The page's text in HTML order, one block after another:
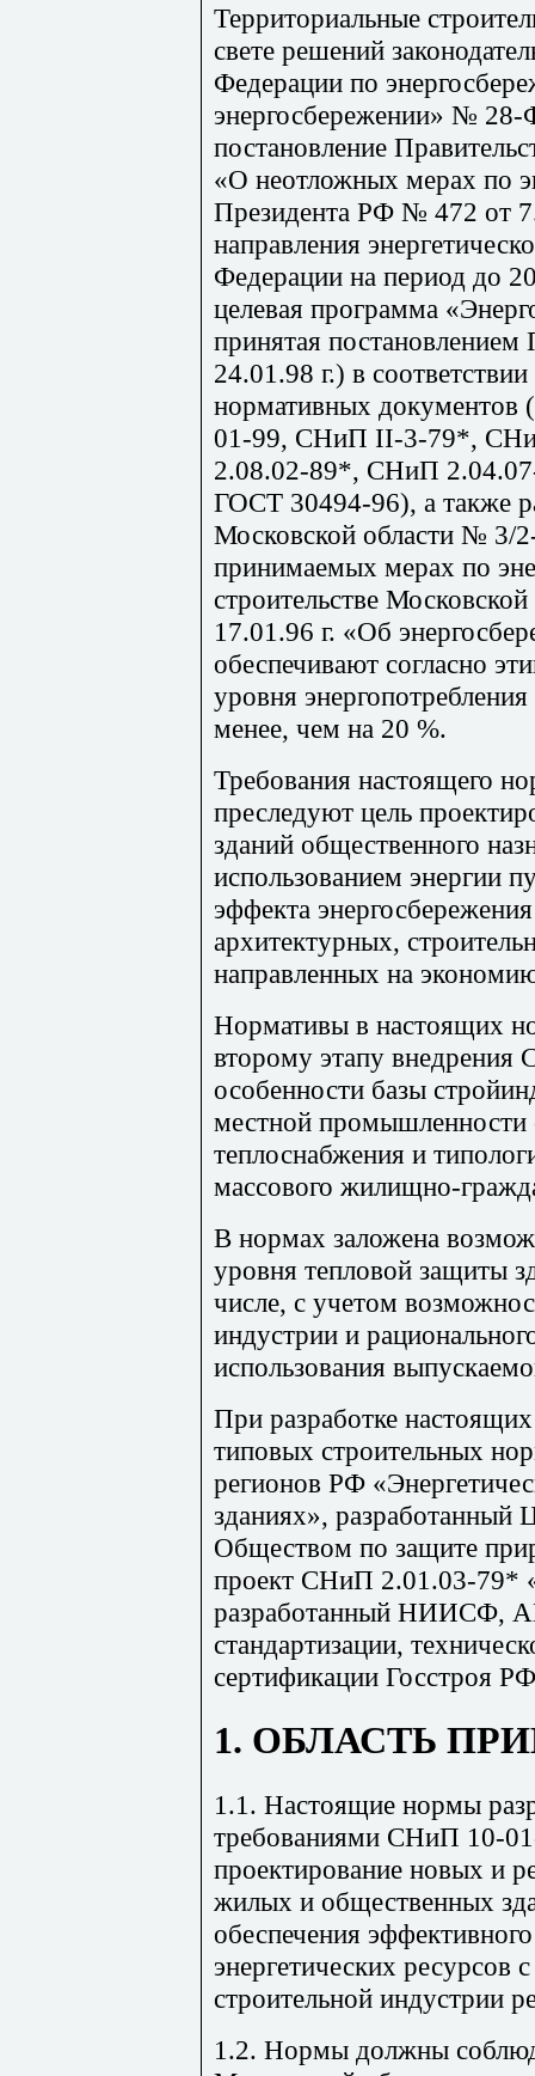
Территориальные
свете решений
Федерации по
энергосбережении» № 28-
постановление
«О неотложных мерах по
Президента РФ № 472 от
направления
Федерации на период до
целевая программа
принятая
24.01.98 г.) в
нормативных
01-99, СНиП II-3-79*,
2.08.02-89*, СНиП
ГОСТ 30494-96), а также
Московской области № 3/
принимаемых мерах по
строительстве
17.01.96 г. «Об
обеспечивают согласно
уровня
менее, чем на 20 %.
Требования настоящего
преследуют цель
зданий общественного
использованием энергии
эффекта
архитектурных,
направленных на
Нормативы в настоящих
второму этапу
особенности базы
местной промышленности
теплоснабжения и
массового жилищно-
В нормах заложена
уровня тепловой защиты
числе, с учетом
индустрии и
использования
При разработке
типовых строительных
регионов РФ
зданиях»,
Обществом по защите
проект СНиП 2.01.03-79*
разработанный НИИСФ,
стандартизации,
сертификации Госстроя
1. ОБЛАСТЬ
1.1. Настоящие нормы
требованиями СНиП 10-
проектирование новых и
жилых и общественных
обеспечения
энергетических ресурсов
строительной индустрии
1.2. Нормы должны